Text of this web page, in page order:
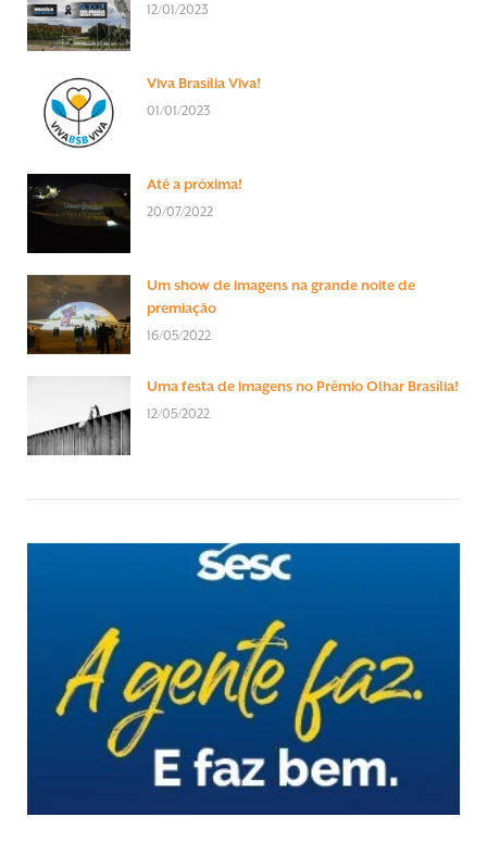
12/01/2023
Viva Brasília Viva!
01/01/2023
Até a próxima!
20/07/2022
Um show de imagens na grande noite de
premiação
16/05/2022
Uma festa de imagens no Prêmio Olhar Brasília!
12/05/2022